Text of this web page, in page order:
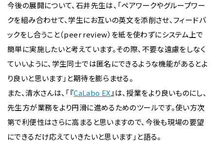
今後の展開について、石井先生は、「ペアワークやグループワー
クを組み合わせて、学生にお互いの英文を添削させ、フィードバ
ックをし合うこと（peer review）を紙を使わずにシステム上で
簡単に実施したいと考えています。その際、不要な遠慮をしなく
ていいように、学生同士では匿名にできるような機能があるとよ
り良いと思います」と期待を膨らませる。
また、清水さんは、「『CaLabo EX 』は、授業をより良いものにし、
先生方が業務をより円滑に進めるためのツールです。使い方次
第で利便性はさらに高まると思いますので、今後も現場の要望
にできるだけ応えていきたいと思います」と語る。